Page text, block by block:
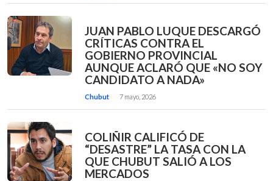
JUAN PABLO LUQUE DESCARGÓ
CRÍTICAS CONTRA EL
GOBIERNO PROVINCIAL
AUNQUE ACLARÓ QUE «NO SOY
CANDIDATO A NADA»
Chubut 7 mayo, 2026
COLIÑIR CALIFICÓ DE
“DESASTRE” LA TASA CON LA
QUE CHUBUT SALIÓ A LOS
MERCADOS